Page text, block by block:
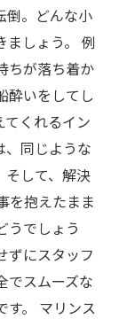
倒。どんな小
ましょう。 例
ちが落ち着か
酔いをしてし
てくれるイン
、同じような
そして、解決
を抱えたまま
うでしょう
ずにスタッフ
でスムーズな
す。 マリンス